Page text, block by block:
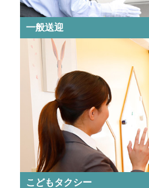
一般送迎
こどもタクシー